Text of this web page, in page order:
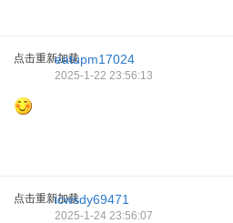
点击重新加载eatupm17024
2025-1-22 23:56:13
点击重新加载icwsdy69471
2025-1-24 23:56:07